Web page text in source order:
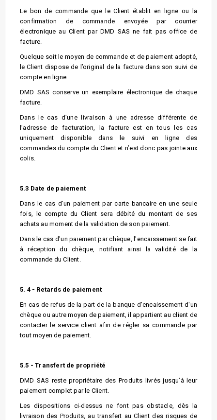
Le bon de commande que le Client établit en ligne ou la
confirmation de commande envoyée par courrier
électronique au Client par DMD SAS ne fait pas office de
facture.
Quelque soit le moyen de commande et de paiement adopté,
le Client dispose de l’original de la facture dans son suivi de
compte en ligne.
DMD SAS conserve un exemplaire électronique de chaque
facture.
Dans le cas d’une livraison à une adresse différente de
l’adresse de facturation, la facture est en tous les cas
uniquement disponible dans le suivi en ligne des
commandes du compte du Client et n’est donc pas jointe aux
colis.
5.3 Date de paiement
Dans le cas d'un paiement par carte bancaire en une seule
fois, le compte du Client sera débité du montant de ses
achats au moment de la validation de son paiement.
Dans le cas d'un paiement par chèque, l'encaissement se fait
à réception du chèque, notifiant ainsi la validité de la
commande du Client.
5. 4 - Retards de paiement
En cas de refus de la part de la banque d'encaissement d'un
chèque ou autre moyen de paiement, il appartient au client de
contacter le service client afin de régler sa commande par
tout moyen de paiement.
5.5 - Transfert de propriété
DMD SAS reste propriétaire des Produits livrés jusqu’à leur
paiement complet par le Client.
Les dispositions ci-dessus ne font pas obstacle, dès la
livraison des Produits, au transfert au Client des risques de